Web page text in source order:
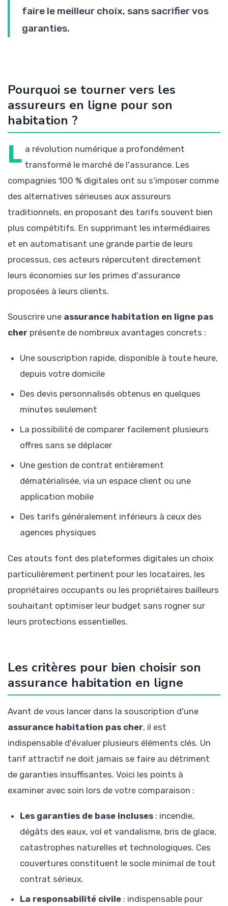
faire le meilleur choix, sans sacrifier vos
garanties.
Pourquoi se tourner vers les
assureurs en ligne pour son
habitation ?
L a révolution numérique a profondément
transformé le marché de l'assurance. Les
compagnies 100 % digitales ont su s'imposer comme
des alternatives sérieuses aux assureurs
traditionnels, en proposant des tarifs souvent bien
plus compétitifs. En supprimant les intermédiaires
et en automatisant une grande partie de leurs
processus, ces acteurs répercutent directement
leurs économies sur les primes d'assurance
proposées à leurs clients.
Souscrire une assurance habitation en ligne pas
cher présente de nombreux avantages concrets :
Une souscription rapide, disponible à toute heure,
depuis votre domicile
Des devis personnalisés obtenus en quelques
minutes seulement
La possibilité de comparer facilement plusieurs
offres sans se déplacer
Une gestion de contrat entièrement
dématérialisée, via un espace client ou une
application mobile
Des tarifs généralement inférieurs à ceux des
agences physiques
Ces atouts font des plateformes digitales un choix
particulièrement pertinent pour les locataires, les
propriétaires occupants ou les propriétaires bailleurs
souhaitant optimiser leur budget sans rogner sur
leurs protections essentielles.
Les critères pour bien choisir son
assurance habitation en ligne
Avant de vous lancer dans la souscription d'une
assurance habitation pas cher, il est
indispensable d'évaluer plusieurs éléments clés. Un
tarif attractif ne doit jamais se faire au détriment
de garanties insuffisantes. Voici les points à
examiner avec soin lors de votre comparaison :
Les garanties de base incluses : incendie,
dégâts des eaux, vol et vandalisme, bris de glace,
catastrophes naturelles et technologiques. Ces
couvertures constituent le socle minimal de tout
contrat sérieux.
La responsabilité civile : indispensable pour